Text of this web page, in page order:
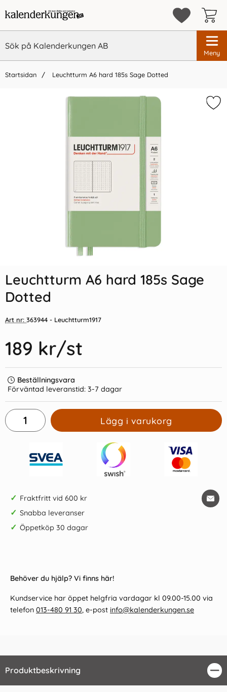
Meny
Startsidan Leuchtturm A6 hard 185s Sage Dotted
Vi rekommenderar
Indexflikar och Frixion clicker
55 kr/st 189 kr/st
Leuchtturm A6 hard 185s Sage
Dotted
Art nr: 363944 - Leuchtturm1917
189 kr/st
Beställningsvara
Förväntad leveranstid: 3-7 dagar
Lägg i varukorg
✓ Fraktfritt vid 600 kr
✓ Snabba leveranser
✓ Öppetköp 30 dagar
Behöver du hjälp? Vi finns här!
Kundservice har öppet helgfria vardagar kl 09.00-15.00 via
telefon 013-480 91 30, e-post info@kalenderkungen.se
Produktbeskrivning